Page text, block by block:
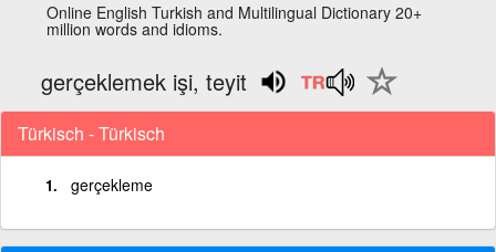
Online English Turkish and Multilingual Dictionary 20+
million words and idioms.
gerçeklemek işi, teyit
Türkisch - Türkisch
gerçekleme